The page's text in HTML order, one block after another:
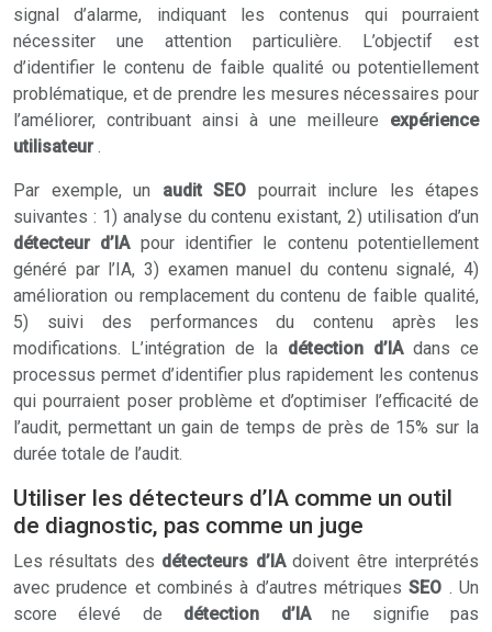
signal d’alarme, indiquant les contenus qui pourraient
nécessiter une attention particulière. L’objectif est
d’identifier le contenu de faible qualité ou potentiellement
problématique, et de prendre les mesures nécessaires pour
l’améliorer, contribuant ainsi à une meilleure expérience
utilisateur.
Par exemple, un audit SEO pourrait inclure les étapes
suivantes : 1) analyse du contenu existant, 2) utilisation d’un
détecteur d’IA pour identifier le contenu potentiellement
généré par l’IA, 3) examen manuel du contenu signalé, 4)
amélioration ou remplacement du contenu de faible qualité,
5) suivi des performances du contenu après les
modifications. L’intégration de la détection d’IA dans ce
processus permet d’identifier plus rapidement les contenus
qui pourraient poser problème et d’optimiser l’efficacité de
l’audit, permettant un gain de temps de près de 15% sur la
durée totale de l’audit.
Utiliser les détecteurs d’IA comme un outil
de diagnostic, pas comme un juge
Les résultats des détecteurs d’IAdoivent être interprétés
avec prudence et combinés à d’autres métriquesSEO . Un
score élevé de détection d’IAne signifie pas